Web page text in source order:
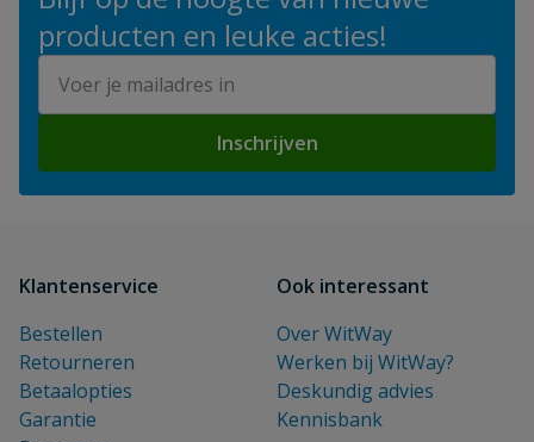
producten en leuke acties!
Inschrijven
Klantenservice
Bestellen
Retourneren
Betaalopties
Garantie
Ook interessant
Over WitWay
Werken bij WitWay?
Deskundig advies
Kennisbank